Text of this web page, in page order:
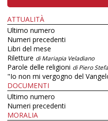
ATTUALITÀ
Ultimo numero
Numeri precedenti
Libri del mese
Riletture di Mariapia Veladiano
Parole delle religioni di Piero
"Io non mi vergogno del
DOCUMENTI
Ultimo numero
Numeri precedenti
MORALIA